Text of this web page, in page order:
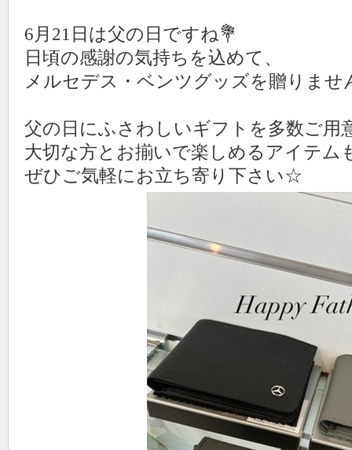
6月21日は父の日ですね💐
日頃の感謝の気持ちを込めて、
メルセデス・ベンツグッズを贈りませ
父の日にふさわしいギフトを多数ご用
大切な方とお揃いで楽しめるアイテム
ぜひご気軽にお立ち寄り下さい☆